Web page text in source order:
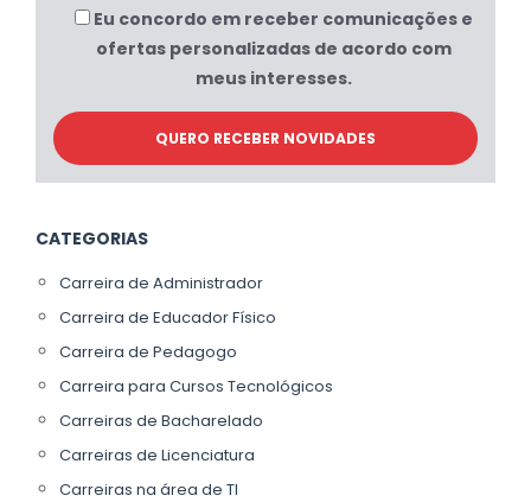
Eu concordo em receber comunicações e
ofertas personalizadas de acordo com
meus interesses.
CATEGORIAS
Carreira de Administrador
Carreira de Educador Físico
Carreira de Pedagogo
Carreira para Cursos Tecnológicos
Carreiras de Bacharelado
Carreiras de Licenciatura
Carreiras na área de TI